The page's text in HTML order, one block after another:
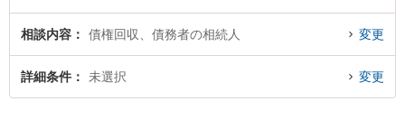
間に発生した債務者の相続人への債権回収のトラブルを今すぐに弁護士に相談
したい』『債務者の相続人への債権回収のトラブル解決の実績豊富な近くの弁
護士を検索したい』『初回相談無料で債務者の相続人への債権回収を法律相談
相談内容 債権回収、債務者の相続人 変更
詳細条件 未選択 変更